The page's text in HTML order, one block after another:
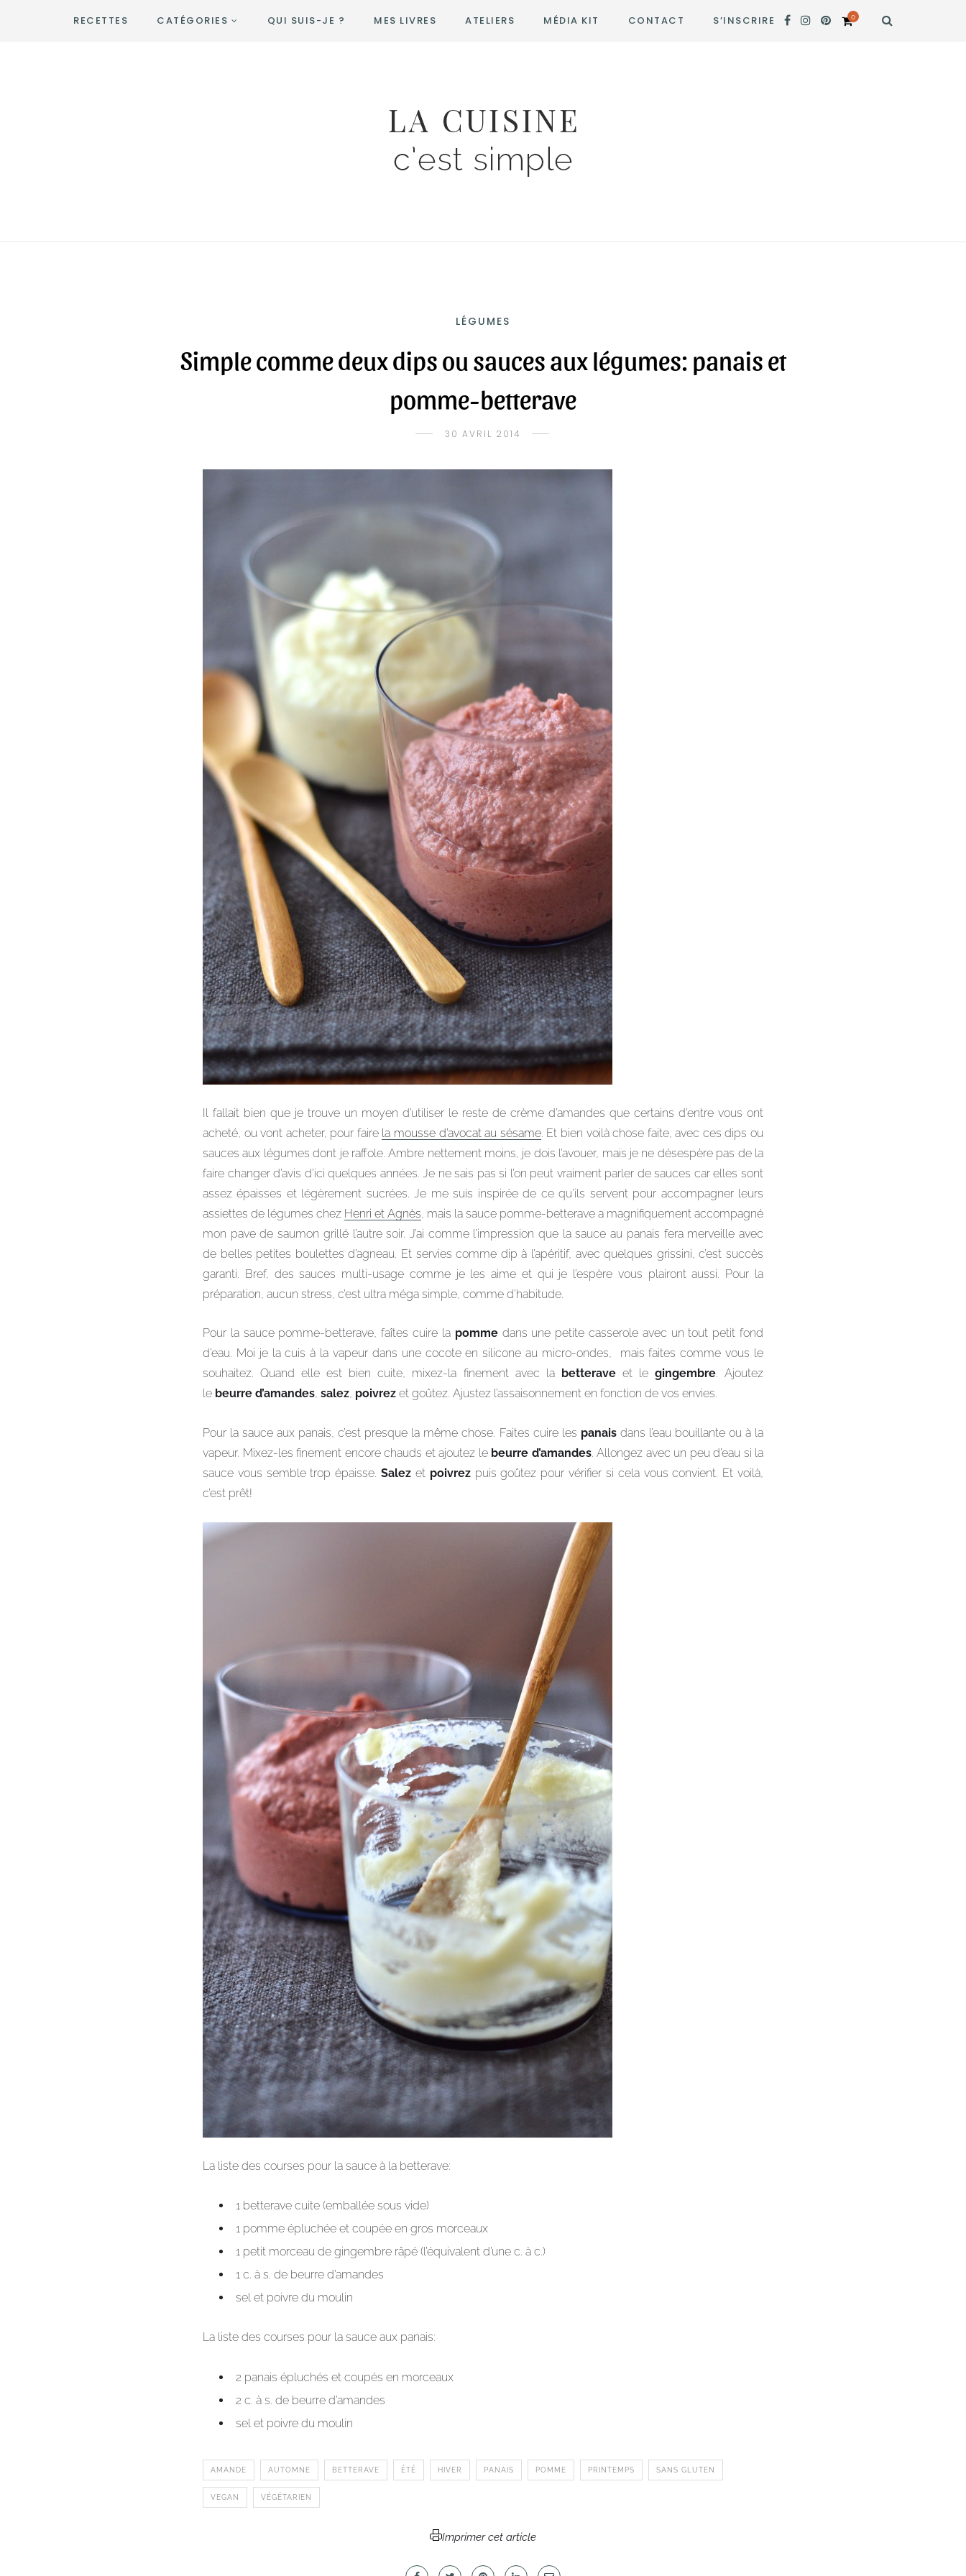
RECETTES CATÉGORIES QUI SUIS-JE ? MES LIVRES ATELIERS MÉDIA KIT CONTACT S’INSCRIRE 0
LÉGUMES
Simple comme deux dips ou sauces aux légumes: panais et
pomme-betterave
30 AVRIL 2014
Il fallait bien que je trouve un moyen d’utiliser le reste de crème d’amandes que certains d’entre vous ont
acheté, ou vont acheter, pour faire la mousse d’avocat au sésame. Et bien voilà chose faite, avec ces dips ou
sauces aux légumes dont je raffole. Ambre nettement moins, je dois l’avouer, mais je ne désespère pas de la
faire changer d’avis d’ici quelques années. Je ne sais pas si l’on peut vraiment parler de sauces car elles sont
assez épaisses et légèrement sucrées. Je me suis inspirée de ce qu’ils servent pour accompagner leurs
assiettes de légumes chez Henri et Agnès, mais la sauce pomme-betterave a magnifiquement accompagné
mon pave de saumon grillé l’autre soir. J’ai comme l’impression que la sauce au panais fera merveille avec
de belles petites boulettes d’agneau. Et servies comme dip à l’apéritif, avec quelques grissini, c’est succès
garanti. Bref, des sauces multi-usage comme je les aime et qui je l’espère vous plairont aussi. Pour la
préparation, aucun stress, c’est ultra méga simple, comme d’habitude.
Pour la sauce pomme-betterave, faîtes cuire la pommedans une petite casserole avec un tout petit fond
d’eau. Moi je la cuis à la vapeur dans une cocote en silicone au micro-ondes, mais faites comme vous le
souhaitez. Quand elle est bien cuite, mixez-la finement avec la betteraveet le gingembre. Ajoutez
le beurre d’amandes, salez, poivrez et goûtez. Ajustez l’assaisonnement en fonction de vos envies.
Pour la sauce aux panais, c’est presque la même chose. Faites cuire les panaisdans l’eau bouillante ou à la
vapeur. Mixez-les finement encore chauds et ajoutez le beurre d’amandes. Allongez avec un peu d’eau si la
sauce vous semble trop épaisse.Salez et poivrezpuis goûtez pour vérifier si cela vous convient. Et voilà,
c’est prêt!
La liste des courses pour la sauce à la betterave:
1 betterave cuite (emballée sous vide)
1 pomme épluchée et coupée en gros morceaux
1 petit morceau de gingembre râpé (l’équivalent d’une c. à c.)
1 c. à s. de beurre d’amandes
sel et poivre du moulin
La liste des courses pour la sauce aux panais:
2 panais épluchés et coupés en morceaux
2 c. à s. de beurre d’amandes
sel et poivre du moulin
AMANDE AUTOMNE BETTERAVE ÉTÉ HIVER PANAIS POMME PRINTEMPS SANS GLUTEN
VEGAN VÉGÉTARIEN
Imprimer cet article